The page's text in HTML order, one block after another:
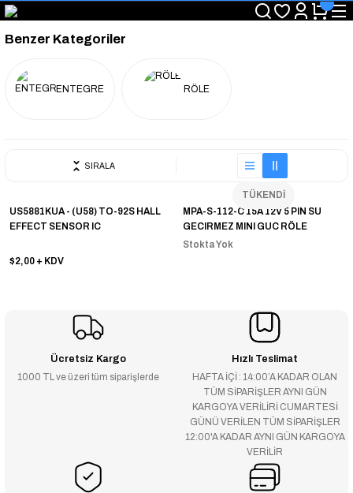
"Saat 14:00'a Kadar Verilen Siparişlerde Aynı Gün Kargo Avantajı!
"Binlerce Ürün Çeşitliliği ile Stoktan Hemen Teslim."
"Toptan Fiyatına Perakende Satış Avantajını Kaçırmayın!"
Benzer Kategoriler
ENTEGRE RÖLE
SIRALA
US5881KUA - (U58) TO-92S HALL
EFFECT SENSOR IC
$2,00 + KDV
TÜKENDİ
MPA-S-112-C 15A 12V 5 PIN SU
GECIRMEZ MINI GUC RÖLE
Stokta Yok
Ücretsiz Kargo
1000 TL ve üzeri tüm siparişlerde
Hızlı Teslimat
HAFTA İÇİ : 14:00’A KADAR OLAN
TÜM SİPARİŞLER AYNI GÜN
KARGOYA VERİLİRİ CUMARTESİ
GÜNÜ VERİLEN TÜM SİPARİŞLER
12:00'A KADAR AYNI GÜN KARGOYA
VERİLİR